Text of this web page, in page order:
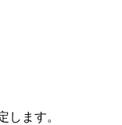
します。